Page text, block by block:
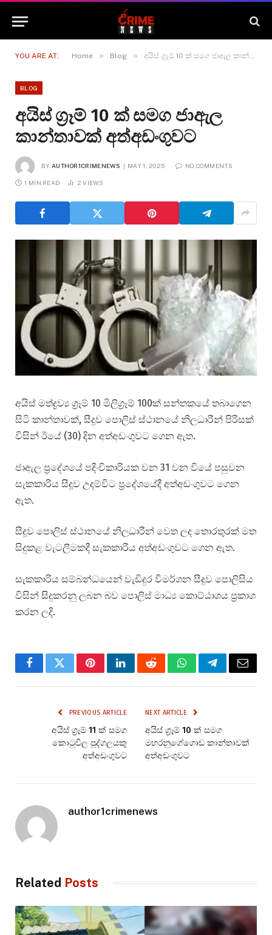
YOU ARE AT: Home » Blog » අයිස් ග්‍රෑම් 10 ක් සමග ජාඇල කාන්තාවක් අත්අඩංගුවට
BLOG
අයිස් ග්‍රෑම් 10 ක් සමග ජාඇල
කාන්තාවක් අත්අඩංගුවට
BY AUTHOR1CRIMENEWS MAY 1, 2025 NO COMMENTS
1 MIN READ 2VIEWS
අයිස් මත්ද්‍රව්‍ය ග්‍රෑම් 10 මිලිග්‍රෑම් 100ක් සන්තකයේ තබාගෙන
සිටි කාන්තාවක්, සීදූව පොලිස් ස්ථානයේ නිලධාරීන් පිරිසක්
විසින් ඊයේ (30) දින අත්අඩංගුවට ගෙන ඇත.
ජාඇල ප්‍රදේශයේ පදිංචිකාරියක වන 31 වන වියේ පසුවන
සැකකාරිය සීදූව උදම්විට ප්‍රදේශයේදී අත්අඩංගුවට ගෙන
ඇත.
සීදූව පොලිස් ස්ථානයේ නිලධාරීන් වෙත ලද තොරතුරක් මත
සිදුකළ වැටලීමකදී සැකකාරිය අත්අඩංගුවට ගෙන ඇත.
සැකකාරිය සම්බන්ධයෙන් වැඩිදුර විමර්ශන සීදූව පොලිසිය
විසින් සිදුකරනු ලබන බව පොලිස් මාධ්‍ය කොට්ඨාශය ප්‍රකාශ
කරන ලදි.
FacebookTwitterPinterestLinkedInRedditWhatsAppTelegramEmail
PREVIOUS ARTICLE
අයිස් ග්‍රෑම් 11 ක් සමග
කොටුවිල පුද්ගලයකු
අත්අඩංගුවට
NEXT ARTICLE
අයිස් ග්‍රෑම් 10 ක් සමග
මහරනුගේගොඩ කාන්තාවක්
අත්අඩංගුවට
author1crimenews
Related Posts